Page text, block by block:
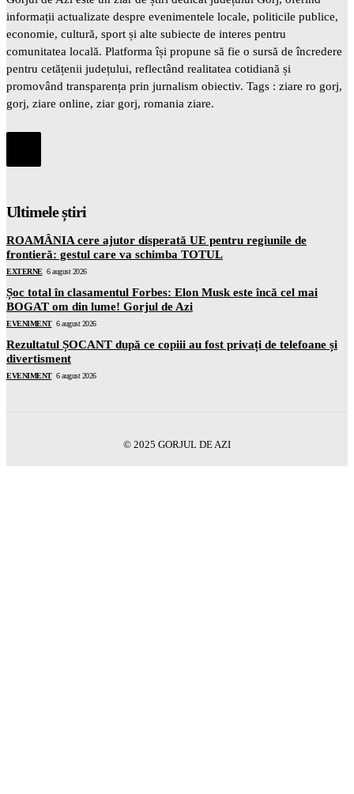
informații actualizate despre evenimentele locale, politicile publice,
economie, cultură, sport și alte subiecte de interes pentru
comunitatea locală. Platforma își propune să fie o sursă de încredere
pentru cetățenii județului, reflectând realitatea cotidiană și
promovând transparența prin jurnalism obiectiv. Tags : ziare ro gorj,
gorj, ziare online, ziar gorj, romania ziare.
Ultimele știri
ROAMÂNIA cere ajutor disperată UE pentru regiunile de
frontieră: gestul care va schimba TOTUL
EXTERNE 6 august 2026
Șoc total în clasamentul Forbes: Elon Musk este încă cel mai
BOGAT om din lume! Gorjul de Azi
EVENIMENT 6 august 2026
Rezultatul ȘOCANT după ce copiii au fost privați de telefoane și
divertisment
EVENIMENT 6 august 2026
© 2025 GORJUL DE AZI